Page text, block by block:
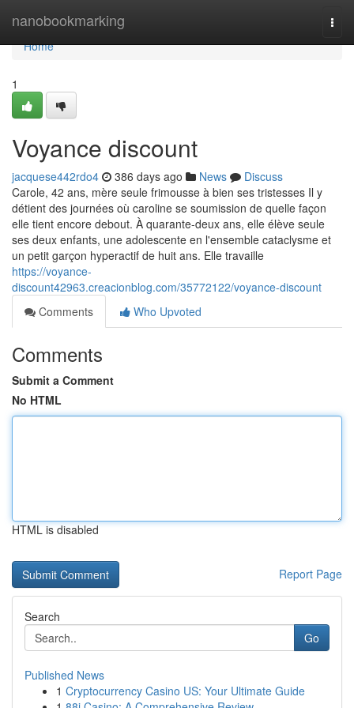
nanobookmarking
Home
Home
1
Voyance discount
jacquese442rdo4 386 days ago News
Discuss
Carole, 42 ans, mère seule frimousse à bien ses tristesses Il y
détient des journées où caroline se soumission de quelle façon
elle tient encore debout. À quarante-deux ans, elle élève seule
ses deux enfants, une adolescente en l'ensemble cataclysme et
un petit garçon hyperactif de huit ans. Elle travaille
https://voyance-
discount42963.creacionblog.com/35772122/voyance-discount
Comments
Who Upvoted
Comments
Submit a Comment
No HTML
HTML is disabled
Report Page
Search
Go
Published News
1 Cryptocurrency Casino US: Your Ultimate Guide